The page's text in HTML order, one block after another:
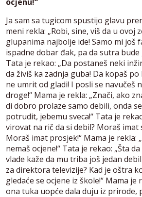
Ja sam sa tugicom spustijo glavu
meni rekla: „Robi, sine, viš da u ovoj
glupanima najbolje ide! Samo mi još
ispadne dobar đak, pa da sutra bude
Tata je rekao: „Da postaneš neki
da živiš ka zadnja guba! Da kopaš
ne umrit od gladi! I posli se navučeš
droge!“ Mama je rekla: „Znači, ako
di dobro prolaze samo debili, onda
potrudit, jebemu sveca!“ Tata je
virovat na rič da si debil? Moraš imat
Moraš imat prosjek!“ Mama je rekla:
nemaš ocjene!“ Tata je rekao: „Šta
vlade kaže da mu triba još jedan
za direktora televizije? Kad je oštra
gledaće se ocjene iz škole!“ Mama je
ona tuka uopće dala duju iz prirode,